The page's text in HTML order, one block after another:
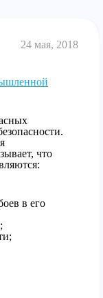
24 мая, 2018
что
в его